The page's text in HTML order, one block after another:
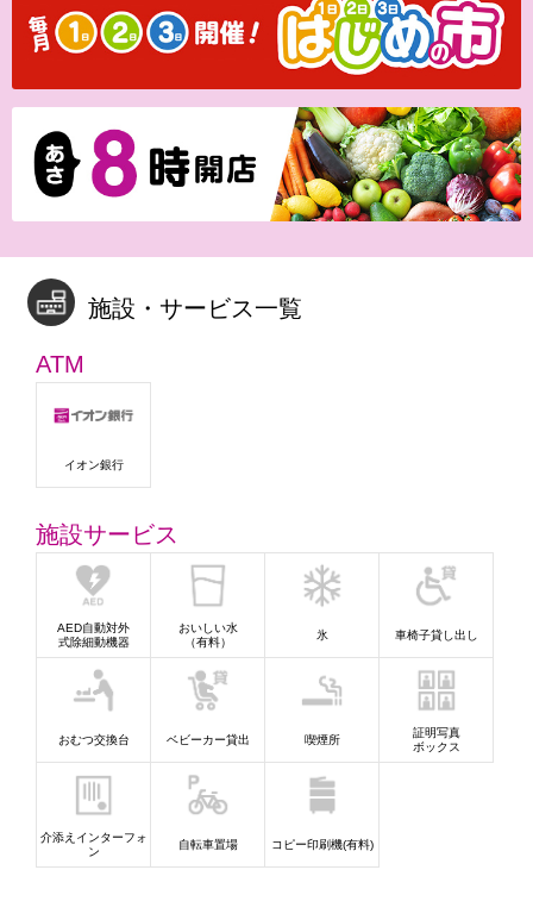
施設・サービス一覧
ATM
イオン銀行
施設サービス
AED自動対外
式除細動機器
おいしい水
（有料）
氷 車椅子貸し出し
おむつ交換台 ベビーカー貸出 喫煙所
証明写真
ボックス
介添えインターフォ
ン
自転車置場 コピー印刷機(有料)